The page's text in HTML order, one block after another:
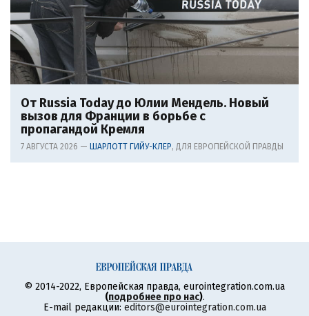
От Russia Today до Юлии Мендель. Новый
вызов для Франции в борьбе с
пропагандой Кремля
7 АВГУСТА 2026 — ШАРЛОТТ ГИЙУ-КЛЕР, ДЛЯ ЕВРОПЕЙСКОЙ ПРАВДЫ
© 2014-2022, Европейская правда, eurointegration.com.ua
(подробнее про нас).
E-mail редакции: editors@eurointegration.com.ua